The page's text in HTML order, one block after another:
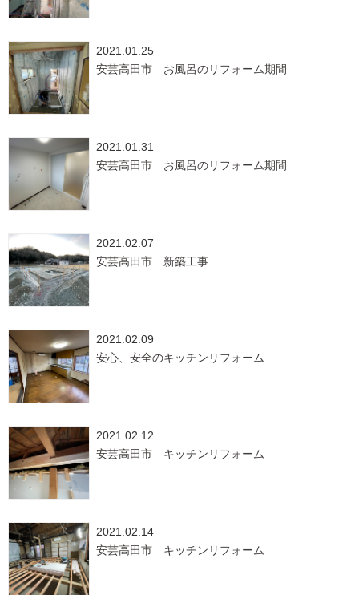
2021.01.25
安芸高田市 お風呂のリフォーム期間
2021.01.31
安芸高田市 お風呂のリフォーム期間
2021.02.07
安芸高田市 新築工事
2021.02.09
安心、安全のキッチンリフォーム
2021.02.12
安芸高田市 キッチンリフォーム
2021.02.14
安芸高田市 キッチンリフォーム